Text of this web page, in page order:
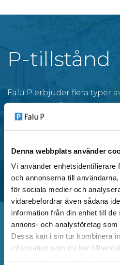
Denna webbplats använder
Vi använder enhetsidentifierare
och annonserna till
för sociala medier och
vidarebefordrar även sådana
information från din enhet till
annons- och analysföretag
Dessa kan i sin tur kombinera
information som du har
P-tillstånd
Falu P erbjuder flera typer
centrala områden i Falun,
privatpersoner och
SE OMRÅDEN
Vanliga